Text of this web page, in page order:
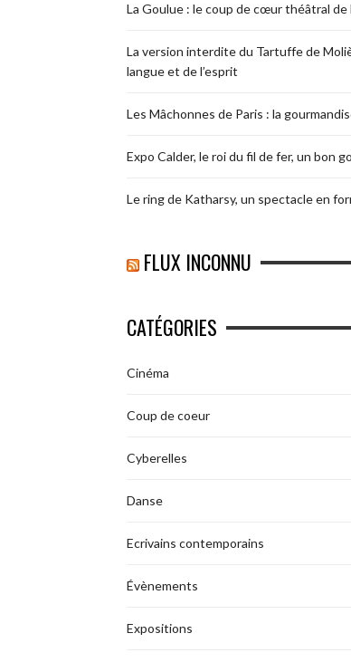
La Goulue : le coup de cœur théâtral de
La version interdite du Tartuffe de
langue et de l’esprit
Les Mâchonnes de Paris : la
Expo Calder, le roi du fil de fer, un bon
Le ring de Katharsy, un spectacle en
FLUX INCONNU
CATÉGORIES
Cinéma
Coup de coeur
Cyberelles
Danse
Ecrivains contemporains
Évènements
Expositions